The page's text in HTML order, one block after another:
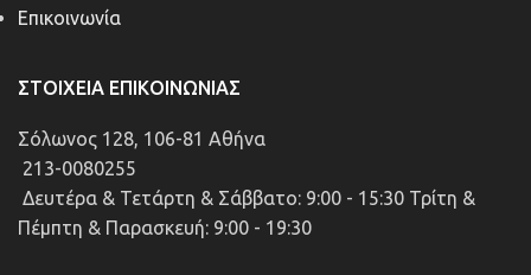
Επικοινωνία
ΣΤΟΙΧΕΊΑ ΕΠΙΚΟΙΝΩΝΊΑΣ
Σόλωνος 128, 106-81 Αθήνα
213-0080255
Δευτέρα & Τετάρτη & Σάββατο: 9:00 - 15:30 Τρίτη &
Πέμπτη & Παρασκευή: 9:00 - 19:30